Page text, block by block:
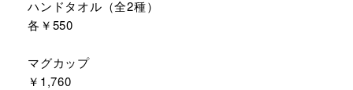
ハンドタオル（全2種）
各￥550
マグカップ
￥1,760